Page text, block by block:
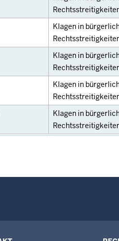
Klagen in
Klagen in
Klagen in
Klagen in